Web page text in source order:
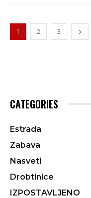
1 2 3
CATEGORIES
Estrada
Zabava
Nasveti
Drobtinice
IZPOSTAVLJENO